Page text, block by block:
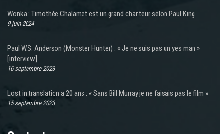
Wonka : Timothée Chalamet est un grand chanteur selon Paul King
9 juin 2024
Paul W.S. Anderson (Monster Hunter) : « Je ne suis pas un yes man »
[interview]
16 septembre 2023
Lost in translation a 20 ans : « Sans Bill Murray je ne faisais pas le film »
15 septembre 2023